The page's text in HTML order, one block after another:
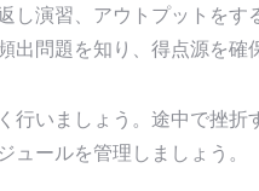
し演習、アウトプットをす
出問題を知り、得点源を確
行いましょう。途中で挫折
ュールを管理しましょう。